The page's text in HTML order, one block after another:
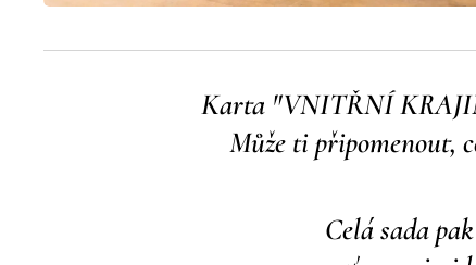
Karta "VNITŘNÍ
Může ti připomenout,
Celá sada